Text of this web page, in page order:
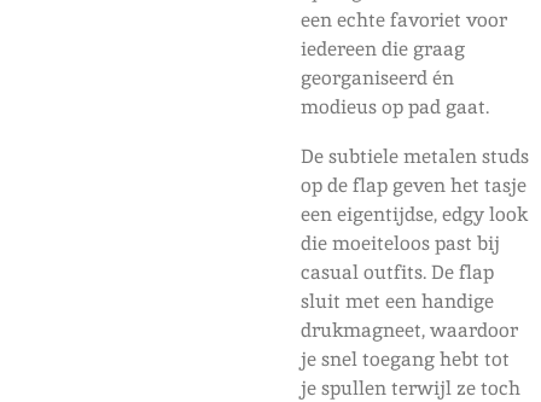
een echte favoriet voor
iedereen die graag
georganiseerd én
modieus op pad gaat.
De subtiele metalen studs
op de flap geven het tasje
een eigentijdse, edgy look
die moeiteloos past bij
casual outfits. De flap
sluit met een handige
drukmagneet, waardoor
je snel toegang hebt tot
je spullen terwijl ze toch